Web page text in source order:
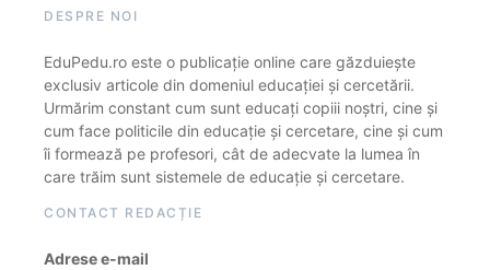
DESPRE NOI
EduPedu.ro este o publicație online care găzduiește
exclusiv articole din domeniul educației și cercetării.
Urmărim constant cum sunt educați copiii noștri, cine și
cum face politicile din educație și cercetare, cine și cum
îi formează pe profesori, cât de adecvate la lumea în
care trăim sunt sistemele de educație și cercetare.
CONTACT REDACȚIE
Adrese e-mail